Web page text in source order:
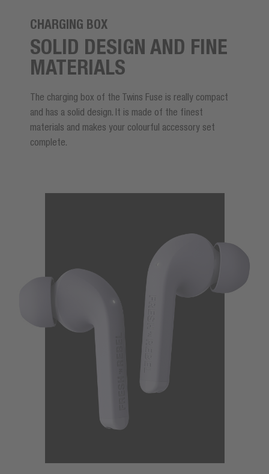
CHARGING BOX
SOLID DESIGN AND FINE
MATERIALS
The charging box of the Twins Fuse is really compact
and has a solid design. It is made of the finest
materials and makes your colourful accessory set
complete.